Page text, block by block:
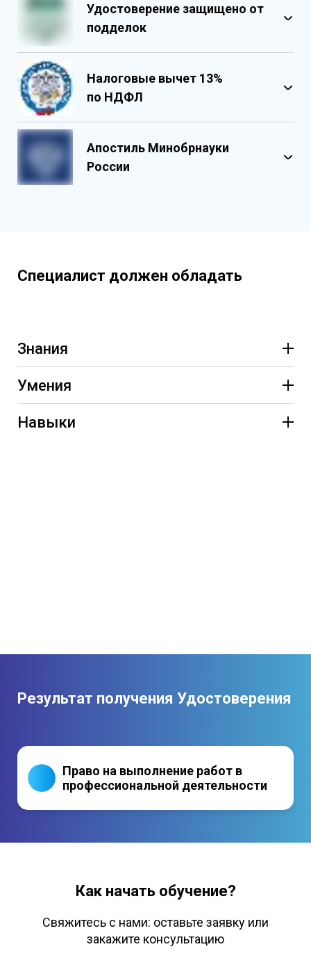
Удостоверение защищено от
подделок
защиты
Государственными реестровыми
элементы защиты
Налоговые вычет 13%
по НДФЛ
Апостиль Минобрнауки
России
Специалист должен обладать
Знания
Умения
Навыки
Результат получения Удостоверения
Право на выполнение работ в
профессиональной деятельности
Как начать обучение?
Свяжитесь с нами: оставьте заявку или
закажите консультацию